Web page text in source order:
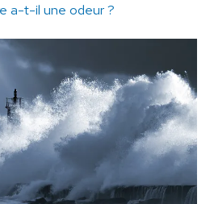
a-t-il une odeur ?